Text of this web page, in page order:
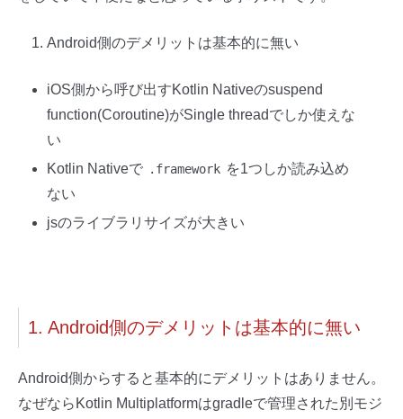
Android側のデメリットは基本的に無い
iOS側から呼び出すKotlin Nativeのsuspend
function(Coroutine)がSingle threadでしか使えな
い
Kotlin Nativeで .framework を1つしか読み込め
ない
jsのライブラリサイズが大きい
1. Android側のデメリットは基本的に無い
Android側からすると基本的にデメリットはありません。
なぜならKotlin Multiplatformはgradleで管理された別モジ